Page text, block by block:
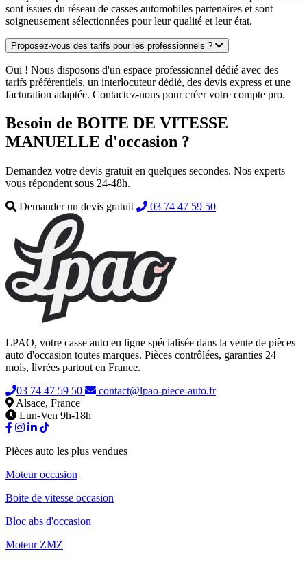
sont issues du réseau de casses automobiles partenaires et sont
soigneusement sélectionnées pour leur qualité et leur état.
Proposez-vous des tarifs pour les professionnels ?
Oui ! Nous disposons d'un espace professionnel dédié avec des
tarifs préférentiels, un interlocuteur dédié, des devis express et une
facturation adaptée. Contactez-nous pour créer votre compte pro.
Besoin de BOITE DE VITESSE
MANUELLE d'occasion ?
Demandez votre devis gratuit en quelques secondes. Nos experts
vous répondent sous 24-48h.
Demander un devis gratuit
03 74 47 59 50
LPAO, votre casse auto en ligne spécialisée dans la vente de pièces
auto d'occasion toutes marques. Pièces contrôlées, garanties 24
mois, livrées partout en France.
03 74 47 59 50
contact@lpao-piece-auto.fr
Alsace, France
Lun-Ven 9h-18h
Pièces auto les plus vendues
Moteur occasion
Boite de vitesse occasion
Bloc abs d'occasion
Moteur ZMZ